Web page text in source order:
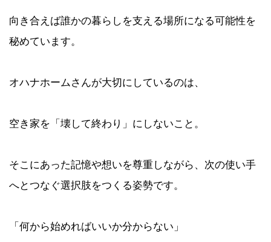
向き合えば誰かの暮らしを支える場所になる可能性を
秘めています。
オハナホームさんが大切にしているのは、
空き家を「壊して終わり」にしないこと。
そこにあった記憶や想いを尊重しながら、次の使い手
へとつなぐ選択肢をつくる姿勢です。
「何から始めればいいか分からない」